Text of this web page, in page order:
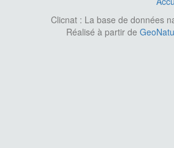
Clicnat : La base de données
Réalisé à partir de